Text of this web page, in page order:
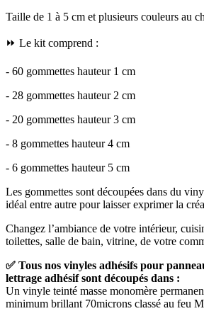
Taille de 1 à 5 cm et plusieurs couleurs au
⏩ Le kit comprend :
- 60 gommettes hauteur 1 cm
- 28 gommettes hauteur 2 cm
- 20 gommettes hauteur 3 cm
- 8 gommettes hauteur 4 cm
- 6 gommettes hauteur 5 cm
Les gommettes sont découpées dans du
idéal entre autre pour laisser exprimer la
Changez l’ambiance de votre intérieur,
toilettes, salle de bain, vitrine, de votre
✅ Tous nos vinyles adhésifs pour
lettrage adhésif sont découpés dans :
Un vinyle teinté masse monomère
minimum brillant 70microns classé au feu